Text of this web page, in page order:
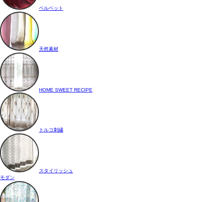
ベルベット
天然素材
HOME SWEET RECIPE
トルコ刺繍
スタイリッシュ
モダン